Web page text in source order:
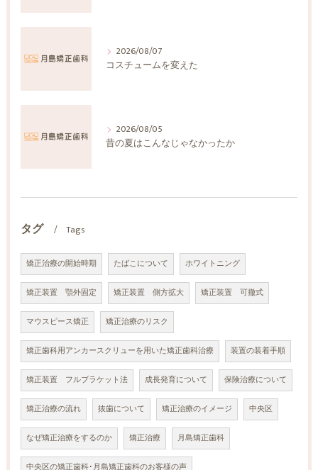
2026/08/07
コスチュームを変えた
2026/08/05
昔の夏はこんなじゃなかったか
タグ Tags
矯正治療の開始時期 たばこについて ホワイトニング
矯正装置 顎外固定 矯正装置 側方拡大 矯正装置 可撤式
マウスピース矯正 矯正治療のリスク
矯正歯科用アンカースクリューを用いた矯正歯科治療 装置の装着手順
矯正装置 フルブラケット法 成長発育について 保険治療について
矯正治療の流れ 抜歯について 矯正治療のイメージ 中央区
なぜ矯正治療をするのか 矯正治療 月島矯正歯科
中央区の矯正歯科･月島矯正歯科のお客様の声